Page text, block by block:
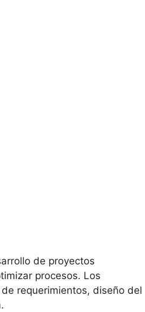
de proyectos
procesos. Los
requerimientos, diseño del